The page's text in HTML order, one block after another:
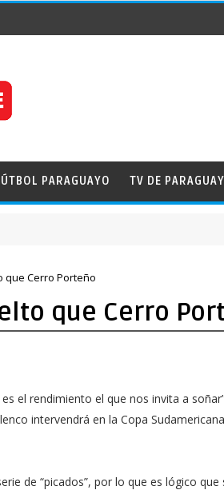
PARAGUAYO TV DE PARAGUAY
que Cerro Porteño
que Cerro
el rendimiento el que nos invita a
intervendrá en la Copa
de “picados”, por lo que es lógico